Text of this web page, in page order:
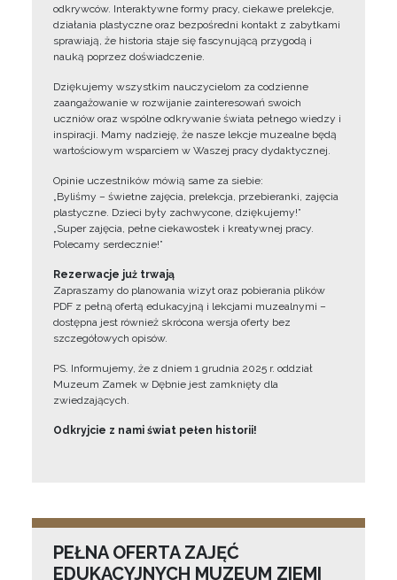
odkrywców. Interaktywne formy pracy, ciekawe prelekcje,
działania plastyczne oraz bezpośredni kontakt z zabytkami
sprawiają, że historia staje się fascynującą przygodą i
nauką poprzez doświadczenie.
Dziękujemy wszystkim nauczycielom za codzienne
zaangażowanie w rozwijanie zainteresowań swoich
uczniów oraz wspólne odkrywanie świata pełnego wiedzy i
inspiracji. Mamy nadzieję, że nasze lekcje muzealne będą
wartościowym wsparciem w Waszej pracy dydaktycznej.
Opinie uczestników mówią same za siebie:
„Byliśmy – świetne zajęcia, prelekcja, przebieranki, zajęcia
plastyczne. Dzieci były zachwycone, dziękujemy!”
„Super zajęcia, pełne ciekawostek i kreatywnej pracy.
Polecamy serdecznie!”
Rezerwacje już trwają
Zapraszamy do planowania wizyt oraz pobierania plików
PDF z pełną ofertą edukacyjną i lekcjami muzealnymi –
dostępna jest również skrócona wersja oferty bez
szczegółowych opisów.
PS. Informujemy, że z dniem 1 grudnia 2025 r. oddział
Muzeum Zamek w Dębnie jest zamknięty dla
zwiedzających.
Odkryjcie z nami świat pełen historii!
PEŁNA OFERTA ZAJĘĆ
EDUKACYJNYCH MUZEUM ZIEMI